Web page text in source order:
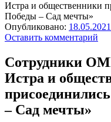
Истра и общественники
Победы – Сад мечты»
Опубликовано: 18.05.2021
Оставить комментарий
Сотрудники
Истра и
– Сад мечты»